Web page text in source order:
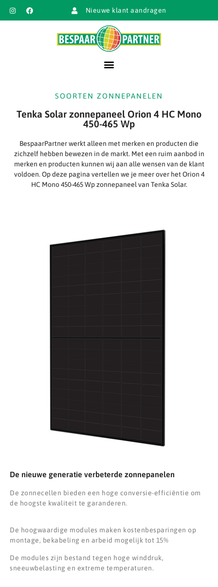
Nieuwe klant aandragen
SOORTEN ZONNEPANELEN
Tenka Solar zonnepaneel Orion 4 HC Mono
450-465 Wp
BespaarPartner werkt alleen met merken en producten die
zichzelf hebben bewezen in de markt. Met een ruim aanbod in
merken en producten kunnen wij aan alle wensen van de klant
voldoen. Op deze pagina vertellen we je meer over het Orion 4
HC Mono 450-465 Wp zonnepaneel van Tenka Solar.
De nieuwe generatie verbeterde zonnepanelen
De zonnecellen bieden een hoge conversie-efficiëntie om
de hoogste kwaliteit te garanderen.
De hoogwaardige modules maken kostenbesparingen op
montage, bekabeling en arbeid mogelijk tot 15%
De modules zijn bestand tegen hoge winddruk,
sneeuwbelasting en extreme temperaturen.